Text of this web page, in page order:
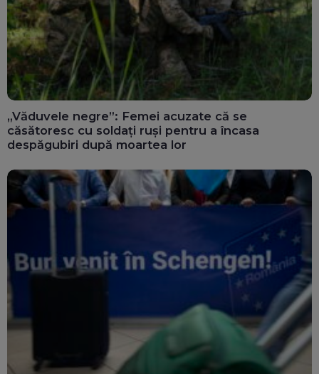
„Văduvele negre”: Femei acuzate că se
căsătoresc cu soldați ruși pentru a încasa
despăgubiri după moartea lor